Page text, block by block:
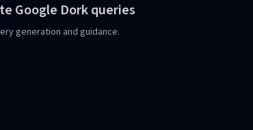
Google Dork queries
generation and guidance.